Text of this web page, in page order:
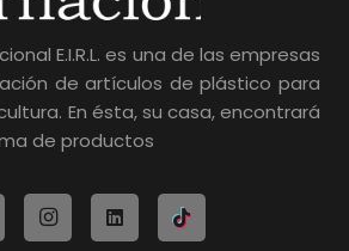
E.I.R.L. es una de las empresas
de artículos de plástico para
En ésta, su casa, encontrará
de productos